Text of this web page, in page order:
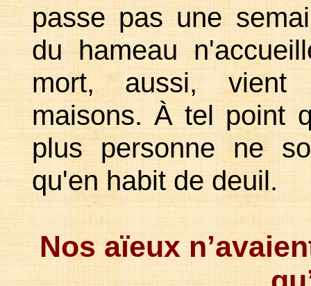
passe pas une
du hameau
mort, aussi, vient
maisons. À tel point
plus personne ne
qu'en habit de deuil.
Nos aïeux